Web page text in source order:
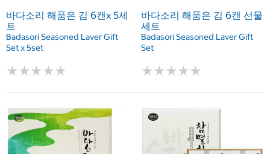
바다소리 해품은 김 6캔x 5세
트
Badasori Seasoned Laver Gift
Set x 5set
★★★★★
★★★★★
바다소리 해품은 김 6캔 선물
세트
Badasori Seasoned Laver Gift
Set
★★★★★
★★★★★